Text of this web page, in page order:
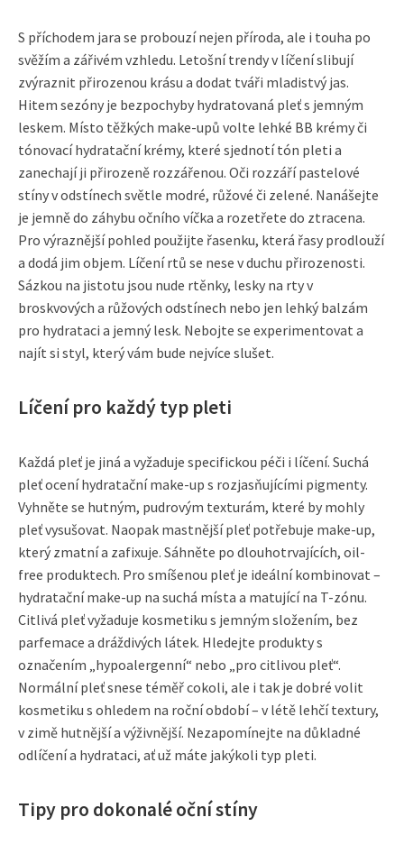
S příchodem jara se probouzí nejen příroda, ale i touha po
svěžím a zářivém vzhledu. Letošní trendy v líčení slibují
zvýraznit přirozenou krásu a dodat tváři mladistvý jas.
Hitem sezóny je bezpochyby hydratovaná pleť s jemným
leskem. Místo těžkých make-upů volte lehké BB krémy či
tónovací hydratační krémy, které sjednotí tón pleti a
zanechají ji přirozeně rozzářenou. Oči rozzáří pastelové
stíny v odstínech světle modré, růžové či zelené. Nanášejte
je jemně do záhybu očního víčka a rozetřete do ztracena.
Pro výraznější pohled použijte řasenku, která řasy prodlouží
a dodá jim objem. Líčení rtů se nese v duchu přirozenosti.
Sázkou na jistotu jsou nude rtěnky, lesky na rty v
broskvových a růžových odstínech nebo jen lehký balzám
pro hydrataci a jemný lesk. Nebojte se experimentovat a
najít si styl, který vám bude nejvíce slušet.
Líčení pro každý typ pleti
Každá pleť je jiná a vyžaduje specifickou péči i líčení. Suchá
pleť ocení hydratační make-up s rozjasňujícími pigmenty.
Vyhněte se hutným, pudrovým texturám, které by mohly
pleť vysušovat. Naopak mastnější pleť potřebuje make-up,
který zmatní a zafixuje. Sáhněte po dlouhotrvajících, oil-
free produktech. Pro smíšenou pleť je ideální kombinovat –
hydratační make-up na suchá místa a matující na T-zónu.
Citlivá pleť vyžaduje kosmetiku s jemným složením, bez
parfemace a dráždivých látek. Hledejte produkty s
označením „hypoalergenní“ nebo „pro citlivou pleť“.
Normální pleť snese téměř cokoli, ale i tak je dobré volit
kosmetiku s ohledem na roční období – v létě lehčí textury,
v zimě hutnější a výživnější. Nezapomínejte na důkladné
odlíčení a hydrataci, ať už máte jakýkoli typ pleti.
Tipy pro dokonalé oční stíny